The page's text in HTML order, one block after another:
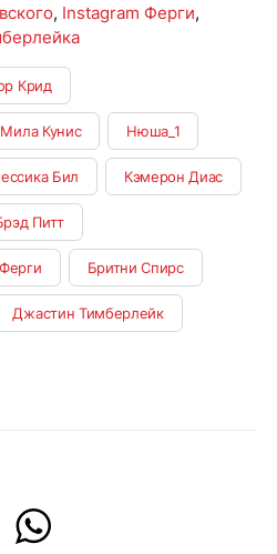
, Instagram Ферги,
Крид
Мила Кунис Нюша_1
Бил Кэмерон Диас
Питт
Ферги Бритни Спирс
Джастин Тимберлейк